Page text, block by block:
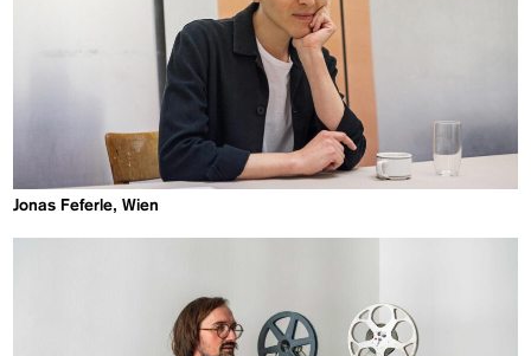
Jonas Feferle, Wien